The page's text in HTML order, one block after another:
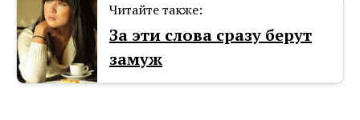
Читайте также:
За эти слова сразу берут
замуж